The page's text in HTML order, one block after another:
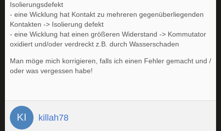
Isolierungsdefekt
- eine Wicklung hat Kontakt zu mehreren gegenüberliegenden
Kontakten -> Isolierung defekt
- eine Wicklung hat einen größeren Widerstand -> Kommutator
oxidiert und/oder verdreckt z.B. durch Wasserschaden
Man möge mich korrigieren, falls ich einen Fehler gemacht und /
oder was vergessen habe!
killah78